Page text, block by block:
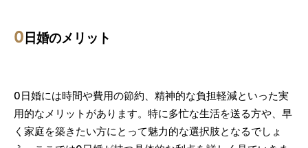
0日婚のメリット
0日婚には時間や費用の節約、精神的な負担軽減といった実
用的なメリットがあります。特に多忙な生活を送る方や、早
く家庭を築きたい方にとって魅力的な選択肢となるでしょ